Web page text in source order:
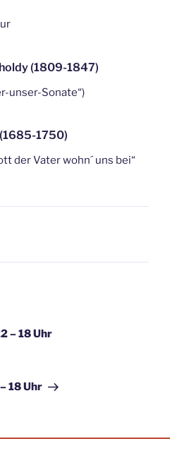
(1809-1847)
unser-Sonate“)
1750)
der Vater wohn´ uns bei“
– 18 Uhr
18 Uhr